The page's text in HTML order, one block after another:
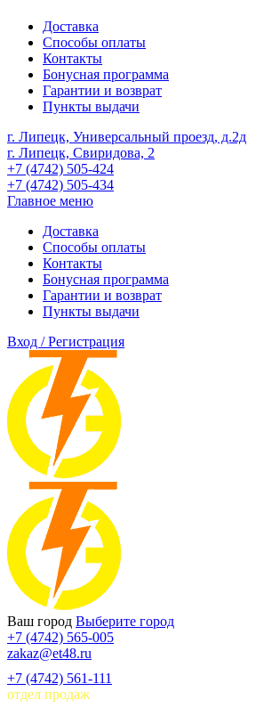
Доставка
Способы оплаты
Контакты
Бонусная программа
Гарантии и возврат
Пункты выдачи
г. Липецк, Универсальный проезд, д.2д
г. Липецк, Свиридова, 2
+7 (4742) 505-424
+7 (4742) 505-434
Главное меню
Доставка
Способы оплаты
Контакты
Бонусная программа
Гарантии и возврат
Пункты выдачи
Вход / Регистрация
Ваш город Выберите город
+7 (4742) 565-005
zakaz@et48.ru
+7 (4742) 561-111
отдел продаж